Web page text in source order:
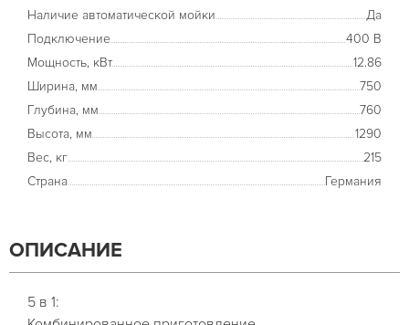
Наличие автоматической мойки
Да
Подключение
400 В
Мощность, кВт
12.86
Ширина, мм
750
Глубина, мм
760
Высота, мм
1290
Вес, кг
215
Страна
Германия
ОПИСАНИЕ
5 в 1: